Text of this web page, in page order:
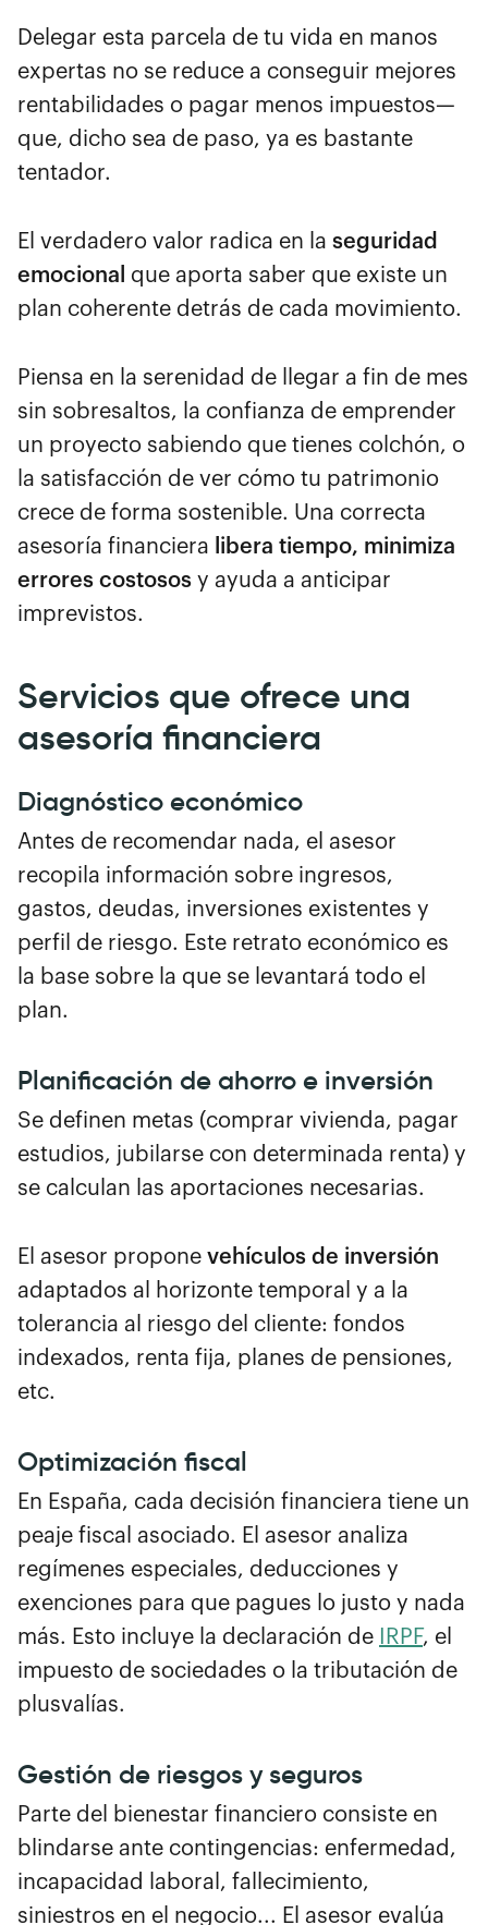
Delegar esta parcela de tu vida en manos
expertas no se reduce a conseguir mejores
rentabilidades o pagar menos impuestos—
que, dicho sea de paso, ya es bastante
tentador.
El verdadero valor radica en la seguridad
emocional que aporta saber que existe un
plan coherente detrás de cada movimiento.
Piensa en la serenidad de llegar a fin de mes
sin sobresaltos, la confianza de emprender
un proyecto sabiendo que tienes colchón, o
la satisfacción de ver cómo tu patrimonio
crece de forma sostenible. Una correcta
asesoría financiera libera tiempo, minimiza
errores costosos y ayuda a anticipar
imprevistos.
Servicios que ofrece una
asesoría financiera
Diagnóstico económico
Antes de recomendar nada, el asesor
recopila información sobre ingresos,
gastos, deudas, inversiones existentes y
perfil de riesgo. Este retrato económico es
la base sobre la que se levantará todo el
plan.
Planificación de ahorro e inversión
Se definen metas (comprar vivienda, pagar
estudios, jubilarse con determinada renta) y
se calculan las aportaciones necesarias.
El asesor propone vehículos de inversión
adaptados al horizonte temporal y a la
tolerancia al riesgo del cliente: fondos
indexados, renta fija, planes de pensiones,
etc.
Optimización fiscal
En España, cada decisión financiera tiene un
peaje fiscal asociado. El asesor analiza
regímenes especiales, deducciones y
exenciones para que pagues lo justo y nada
más. Esto incluye la declaración de
IRPF, el
impuesto de sociedades o la tributación de
plusvalías.
Gestión de riesgos y seguros
Parte del bienestar financiero consiste en
blindarse ante contingencias: enfermedad,
incapacidad laboral, fallecimiento,
siniestros en el negocio... El asesor evalúa